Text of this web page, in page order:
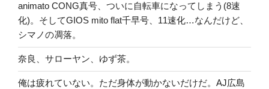
animato CONG真号、ついに自転車になってしまう(8速
化)。そしてGIOS mito flat千早号、11速化…なんだけど、
シマノの凋落。
奈良、サローヤン、ゆず茶。
俺は疲れていない。ただ身体が動かないだけだ。AJ広島